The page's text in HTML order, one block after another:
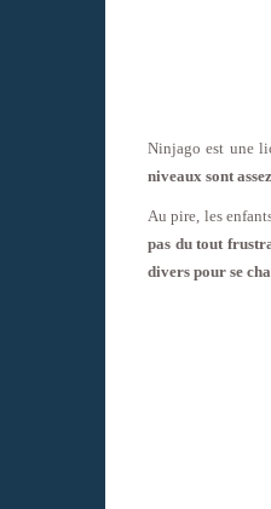
Ninjago est une
niveaux sont
Au pire, les
pas du tout
divers pour se